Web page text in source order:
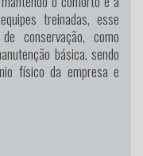
treinadas, esse
conservação, como
básica, sendo
físico da empresa e